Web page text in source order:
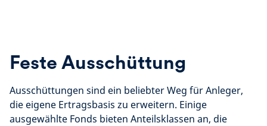
Feste Ausschüttung
Ausschüttungen sind ein beliebter Weg für Anleger,
die eigene Ertragsbasis zu erweitern. Einige
ausgewählte Fonds bieten Anteilsklassen an, die